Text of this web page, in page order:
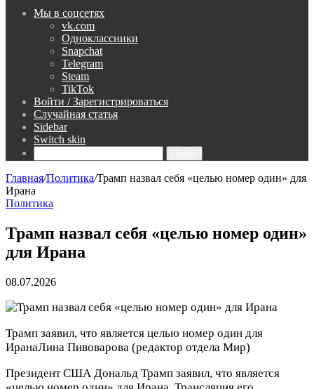
Мы в соцсетях
vk.com
Одноклассники
Snapchat
Telegram
Steam
TikTok
Войти / Зарегистрироваться
Случайная статья
Sidebar
Switch skin
Главная/Политика/Трамп назвал себя «целью номер один» для
Ирана
Политика
Трамп назвал себя «целью номер один»
для Ирана
08.07.2026
Трамп заявил, что является целью номер один для
ИранаЛина Пивоварова (редактор отдела Мир)
Президент США Дональд Трамп заявил, что является